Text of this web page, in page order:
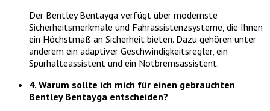
Der Bentley Bentayga verfügt über modernste
Sicherheitsmerkmale und Fahrassistenzsysteme, die Ihnen
ein Höchstmaß an Sicherheit bieten. Dazu gehören unter
anderem ein adaptiver Geschwindigkeitsregler, ein
Spurhalteassistent und ein Notbremsassistent.
4. Warum sollte ich mich für einen gebrauchten
Bentley Bentayga entscheiden?